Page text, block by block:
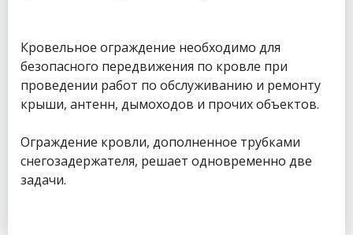
Кровельное ограждение необходимо для
безопасного передвижения по кровле при
проведении работ по обслуживанию и ремонту
крыши, антенн, дымоходов и прочих объектов.
Ограждение кровли, дополненное трубками
снегозадержателя, решает одновременно две
задачи.